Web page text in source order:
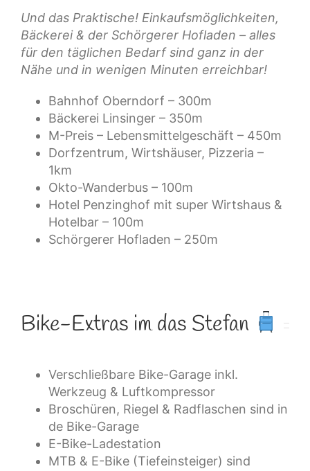
Und das Praktische! Einkaufsmöglichkeiten,
Bäckerei & der Schörgerer Hofladen – alles
für den täglichen Bedarf sind ganz in der
Nähe und in wenigen Minuten erreichbar!
Bahnhof Oberndorf – 300m
Bäckerei Linsinger – 350m
M-Preis – Lebensmittelgeschäft – 450m
Dorfzentrum, Wirtshäuser, Pizzeria –
1km
Okto-Wanderbus – 100m
Hotel Penzinghof mit super Wirtshaus &
Hotelbar – 100m
Schörgerer Hofladen – 250m
Bike-Extras im das Stefan
Verschließbare Bike-Garage inkl.
Werkzeug & Luftkompressor
Broschüren, Riegel & Radflaschen sind in
de Bike-Garage
E-Bike-Ladestation
MTB & E-Bike (Tiefeinsteiger) sind